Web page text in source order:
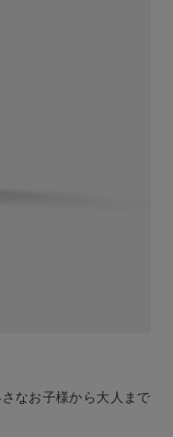
なお子様から大人まで